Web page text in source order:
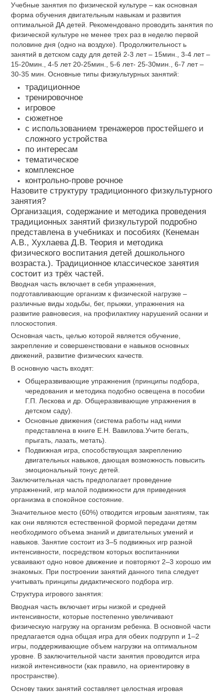
Учебные занятия по физической культуре – как основная
форма обучения двигательным навыкам и развития
оптимальной ДА детей. Рекомендовано проводить занятия по
физической культуре не менее трех раз в неделю первой
половине дня (одно на воздухе). Продолжительност ь
занятий в детском саду для детей 2-3 лет – 15мин., 3-4 лет –
15-20мин., 4-5 лет 20-25мин., 5-6 лет- 25-30мин., 6-7 лет –
30-35 мин. Основные типы физкультурных занятий:
традиционное
тренировочное
игровое
​ сюжетное
​ с использованием тренажеров простейшего и
сложного устройства
​ по интересам
​ тематическое
​ комплексное
контрольно-прове рочное
Назовите структуру традиционного физкультурного
занятия?
Организация, содержание и методика проведения
традиционных занятий физкультурой подробно
представлена в учебниках и пособиях (Кенеман
А.В., Хухлаева Д.В. Теория и методика
физического воспитания детей дошкольного
возраста.). Традиционное классическое занятия
состоит из трёх частей.
Вводная часть включает в себя упражнения,
подготавливающие организм к физической нагрузке –
различные виды ходьбы, бег, прыжки, упражнения на
развитие равновесия, на профилактику нарушений осанки и
плоскостопия.
Основная часть, целью которой является обучение,
закрепление и совершенствовани е навыков основных
движений, развитие физических качеств.
В основную часть входят:
Общеразвивающие упражнения (принципы подбора,
чередования и методика подобно освещена в пособии
Г.П. Лескова и др. Общеразвивающие упражнения в
детском саду).
Основные движения (система работы над ними
представлена в книге Е.Н. Вавилова.Учите бегать,
прыгать, лазать, метать).
Подвижная игра, способствующая закреплению
двигательных навыков, дающая возможность повысить
эмоциональный тонус детей.
Заключительная часть предполагает проведение
упражнений, игр малой подвижности для приведения
организма в спокойное состояние.
Значительное место (60%) отводится игровым занятиям, так
как они являются естественной формой передачи детям
необходимого объема знаний и двигательных умений и
навыков. Занятие состоит из 3–5 подвижных игр разной
интенсивности, посредством которых воспитанники
усваивают одно новое движение и повторяют 2–3 хорошо им
знакомых. При построении занятий данного типа следует
учитывать принципы дидактического подбора игр.
Структура игрового занятия:
Вводная часть включает игры низкой и средней
интенсивности, которые постепенно увеличивают
физическую нагрузку на организм ребенка. В основной части
предлагается одна общая игра для обеих подгрупп и 1–2
игры, поддерживающие объем нагрузки на оптимальном
уровне. В заключительной части занятия проводится игра
низкой интенсивности (как правило, на ориентировку в
пространстве).
Основу таких занятий составляет целостная игровая